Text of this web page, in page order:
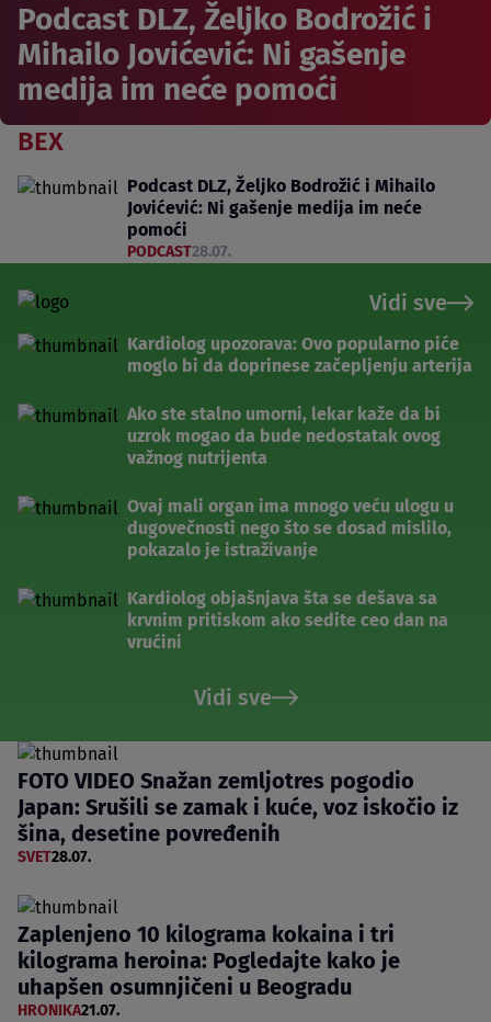
Podcast DLZ, Željko Bodrožić i
Mihailo Jovićević: Ni gašenje
medija im neće pomoći
BEX
Podcast DLZ, Željko Bodrožić i Mihailo
Jovićević: Ni gašenje medija im neće
pomoći
PODCAST28.07.
Vidi sve
Kardiolog upozorava: Ovo popularno piće
moglo bi da doprinese začepljenju arterija
Ako ste stalno umorni, lekar kaže da bi
uzrok mogao da bude nedostatak ovog
važnog nutrijenta
Ovaj mali organ ima mnogo veću ulogu u
dugovečnosti nego što se dosad mislilo,
pokazalo je istraživanje
Kardiolog objašnjava šta se dešava sa
krvnim pritiskom ako sedite ceo dan na
vrućini
Vidi sve
FOTO VIDEO Snažan zemljotres pogodio
Japan: Srušili se zamak i kuće, voz iskočio iz
šina, desetine povređenih
SVET28.07.
Zaplenjeno 10 kilograma kokaina i tri
kilograma heroina: Pogledajte kako je
uhapšen osumnjičeni u Beogradu
HRONIKA21.07.